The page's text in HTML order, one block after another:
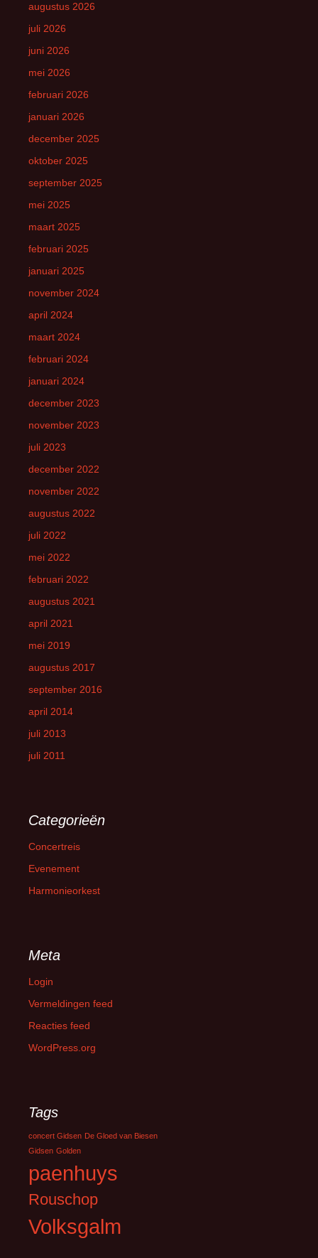
augustus 2026
juli 2026
juni 2026
mei 2026
februari 2026
januari 2026
december 2025
oktober 2025
september 2025
mei 2025
maart 2025
februari 2025
januari 2025
november 2024
april 2024
maart 2024
februari 2024
januari 2024
december 2023
november 2023
juli 2023
december 2022
november 2022
augustus 2022
juli 2022
mei 2022
februari 2022
augustus 2021
april 2021
mei 2019
augustus 2017
september 2016
april 2014
juli 2013
juli 2011
Categorieën
Concertreis
Evenement
Harmonieorkest
Meta
Login
Vermeldingen feed
Reacties feed
WordPress.org
Tags
concert Gidsen De Gloed van Biesen
Gidsen Golden
paenhuys
Rouschop
Volksgalm